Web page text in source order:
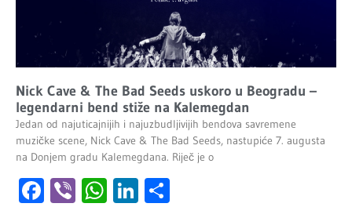
Nick Cave & The Bad Seeds uskoro u Beogradu –
legendarni bend stiže na Kalemegdan
Jedan od najuticajnijih i najuzbudljivijih bendova savremene
muzičke scene, Nick Cave & The Bad Seeds, nastupiće 7. augusta
na Donjem gradu Kalemegdana. Riječ je o
Facebook
ViberWhatsApp
LinkedIn